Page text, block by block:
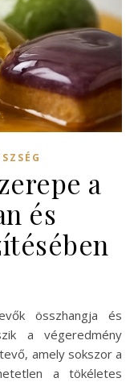
a
és
a végeredmény
amely sokszor a
a tökéletes